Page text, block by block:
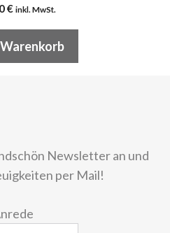
€ inkl. MwSt.
Newsletter an und
per Mail!